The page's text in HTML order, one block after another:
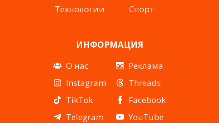
Технологии
Спорт
ИНФОРМАЦИЯ
О нас
Instagram
TikTok
Telegram
Реклама
Threads
Facebook
YouTube